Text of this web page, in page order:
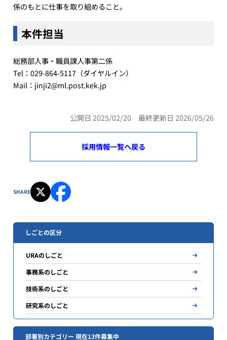
係のもとに仕事を取り組めること。
本件担当
総務部人事・職員課人事第二係
Tel：029-864-5117（ダイヤルイン）
Mail：jinji2@ml.post.kek.jp
公開日 2025/02/20 最終更新日 2026/05/26
採用情報一覧へ戻る
SHARE
しごとの区分
URAのしごと
事務系のしごと
技術系のしごと
研究系のしごと
部署別カテゴリー 現在13件募集中